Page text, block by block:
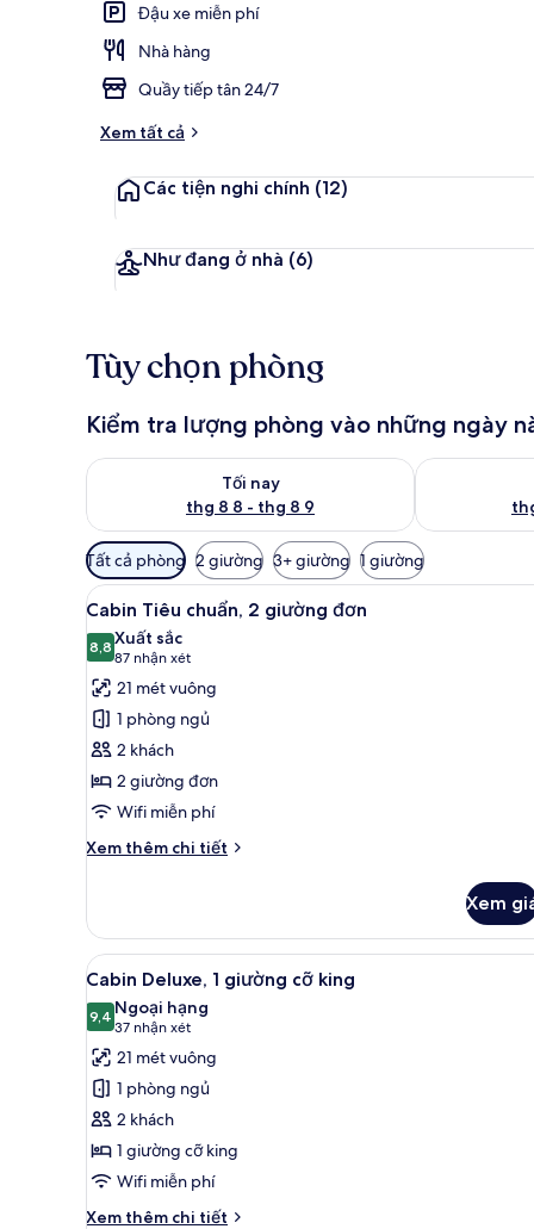
Đậu xe miễn phí
Nhà hàng
Quầy tiếp tân 24/7
Xem tất cả
Các tiện nghi chính (12)
Như đang ở nhà (6)
Tùy chọn phòng
Kiểm tra lượng phòng vào những ngày
Tối nay
thg 8 8 - thg 8 9
Kiểm tra lượng phòng tối nay từ thg 8 8 - thg 8 9
Kiểm tra
Bộ
lọc
có
thể
dùng
để
lọc
tìm
phòng
Tất cả phòng 2 giường 3+ giường 1 giường
Xem
tất
cả
ảnh
Cabin
Tiêu
chuẩn,
2
giường
đơn
Cabin Tiêu chuẩn, 2 giường
9
Cabin Tiêu chuẩn, 2 giường đơn
8,88,8 trên 10
Xuất sắc
87 nhận xét
(87
nhận
xét)
21 mét vuông
1 phòng ngủ
2 khách
2 giường đơn
Wifi miễn phí
Xem thêm chi tiết
Chi
Cabin
Tiêu
chuẩn,
giường
đơn
Xem
Xem
tất
cả
ảnh
Cabin
Deluxe,
1
giường
cỡ
king
Cabin Deluxe, 1 giường cỡ
21
Cabin Deluxe, 1 giường cỡ king
9,49,4 trên 10
Ngoại hạng
37 nhận xét
(37
nhận
xét)
21 mét vuông
1 phòng ngủ
2 khách
1 giường cỡ king
Wifi miễn phí
Xem thêm chi tiết
Chi